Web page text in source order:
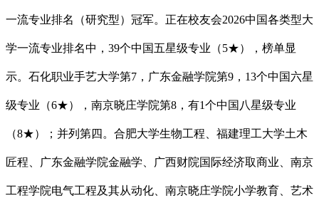
一流专业排名（研究型）冠军。正在校友会2026中国各类型大
学一流专业排名中，39个中国五星级专业（5★），榜单显
示。石化职业手艺大学第7，广东金融学院第9，13个中国六星
级专业（6★），南京晓庄学院第8，有1个中国八星级专业
（8★）；并列第四。合肥大学生物工程、福建理工大学土木
匠程、广东金融学院金融学、广西财院国际经济取商业、南京
工程学院电气工程及其从动化、南京晓庄学院小学教育、艺术